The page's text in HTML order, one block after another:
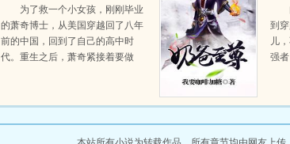
退
为了救一个小女孩，刚刚毕业
的萧奇博士，从美国穿越回了八年
前的中国，回到了自己的高中时
代。重生之后，萧奇紧接着要做
七级，青云直上，坐到副省级高官
到
儿
强